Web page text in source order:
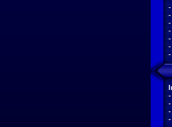
-
-
-
-
-
-
-
-
-
-
-